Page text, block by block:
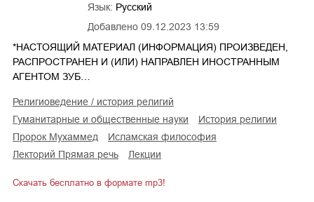
Добавлено 09.12.2023 13:59
Язык: Русский
*НАСТОЯЩИЙ МАТЕРИАЛ (ИНФОРМАЦИЯ) ПРОИЗВЕДЕН,
РАСПРОСТРАНЕН И (ИЛИ) НАПРАВЛЕН ИНОСТРАННЫМ
АГЕНТОМ ЗУБ…
религиоведение / история религий
гуманитарные и общественные науки
история религии
пророк Мухаммед
исламская философия
лекторий Прямая речь
лекции
Скачать бесплатно в формате mp3!